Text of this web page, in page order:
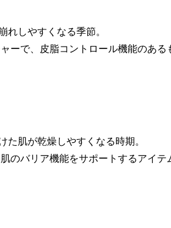
れしやすくなる季節。
ーで、皮脂コントロール機能のある
た肌が乾燥しやすくなる時期。
のバリア機能をサポートするアイテ